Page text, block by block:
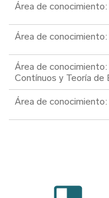
Área de conocimiento:
Área de
Área de
Contínuos y Teoría de
Área de